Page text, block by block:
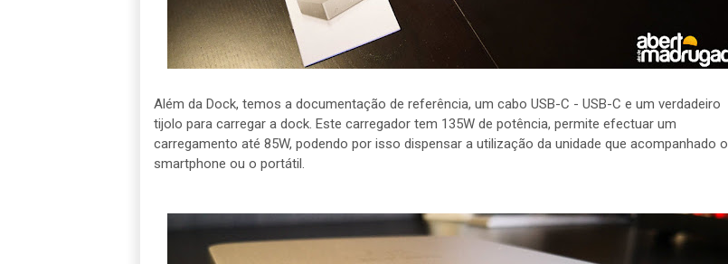
Além da Dock, temos a documentação de referência, um cabo USB-C - USB-C e um verdadeiro
tijolo para carregar a dock. Este carregador tem 135W de potência, permite efectuar um
carregamento até 85W, podendo por isso dispensar a utilização da unidade que acompanhado o
smartphone ou o portátil.